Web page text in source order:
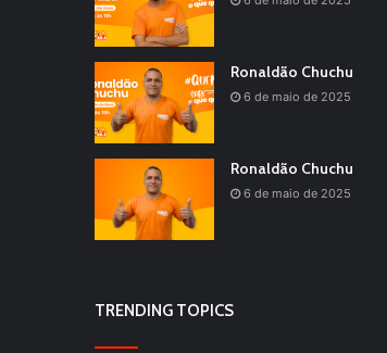
Ronaldão Chuchu
6 de maio de 2025
Ronaldão Chuchu
6 de maio de 2025
TRENDING TOPICS